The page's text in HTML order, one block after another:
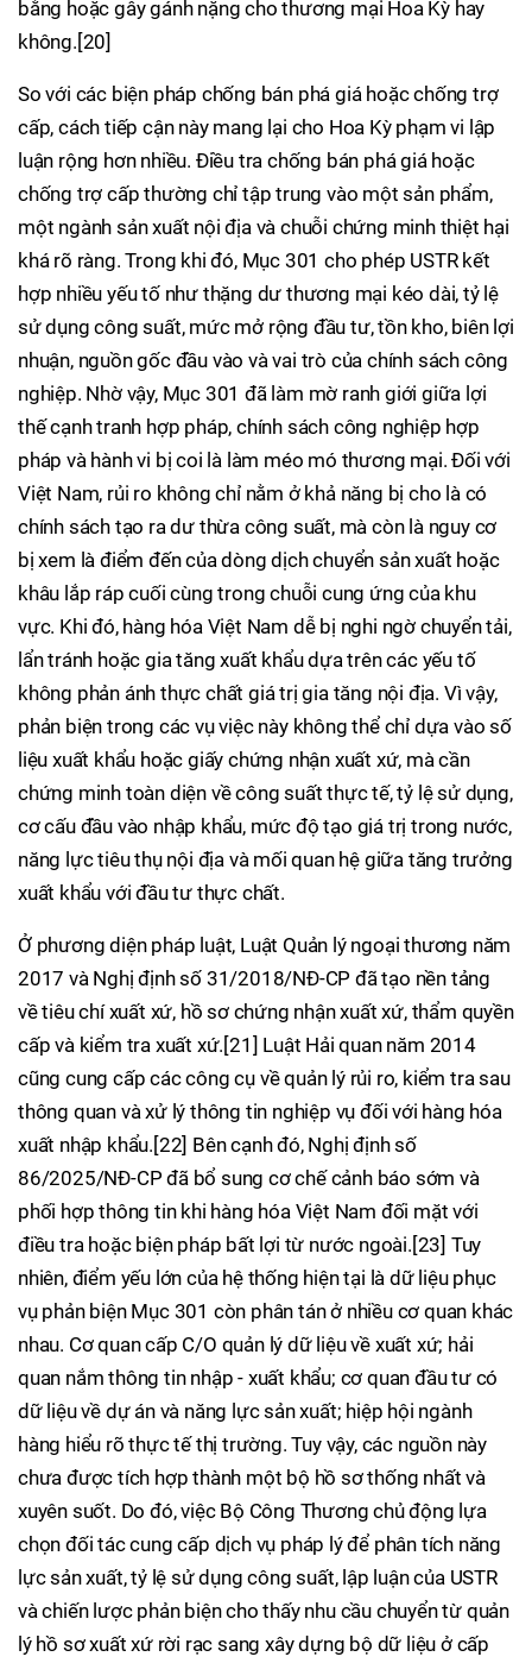
bằng hoặc gây gánh nặng cho thương mại Hoa Kỳ hay
không.[20]
So với các biện pháp chống bán phá giá hoặc chống trợ
cấp, cách tiếp cận này mang lại cho Hoa Kỳ phạm vi lập
luận rộng hơn nhiều. Điều tra chống bán phá giá hoặc
chống trợ cấp thường chỉ tập trung vào một sản phẩm,
một ngành sản xuất nội địa và chuỗi chứng minh thiệt hại
khá rõ ràng. Trong khi đó, Mục 301 cho phép USTR kết
hợp nhiều yếu tố như thặng dư thương mại kéo dài, tỷ lệ
sử dụng công suất, mức mở rộng đầu tư, tồn kho, biên lợi
nhuận, nguồn gốc đầu vào và vai trò của chính sách công
nghiệp. Nhờ vậy, Mục 301 đã làm mờ ranh giới giữa lợi
thế cạnh tranh hợp pháp, chính sách công nghiệp hợp
pháp và hành vi bị coi là làm méo mó thương mại. Đối với
Việt Nam, rủi ro không chỉ nằm ở khả năng bị cho là có
chính sách tạo ra dư thừa công suất, mà còn là nguy cơ
bị xem là điểm đến của dòng dịch chuyển sản xuất hoặc
khâu lắp ráp cuối cùng trong chuỗi cung ứng của khu
vực. Khi đó, hàng hóa Việt Nam dễ bị nghi ngờ chuyển tải,
lẩn tránh hoặc gia tăng xuất khẩu dựa trên các yếu tố
không phản ánh thực chất giá trị gia tăng nội địa. Vì vậy,
phản biện trong các vụ việc này không thể chỉ dựa vào số
liệu xuất khẩu hoặc giấy chứng nhận xuất xứ, mà cần
chứng minh toàn diện về công suất thực tế, tỷ lệ sử dụng,
cơ cấu đầu vào nhập khẩu, mức độ tạo giá trị trong nước,
năng lực tiêu thụ nội địa và mối quan hệ giữa tăng trưởng
xuất khẩu với đầu tư thực chất.
Ở phương diện pháp luật, Luật Quản lý ngoại thương năm
2017 và Nghị định số 31/2018/NĐ-CP đã tạo nền tảng
về tiêu chí xuất xứ, hồ sơ chứng nhận xuất xứ, thẩm quyền
cấp và kiểm tra xuất xứ.[21] Luật Hải quan năm 2014
cũng cung cấp các công cụ về quản lý rủi ro, kiểm tra sau
thông quan và xử lý thông tin nghiệp vụ đối với hàng hóa
xuất nhập khẩu.[22] Bên cạnh đó, Nghị định số
86/2025/NĐ-CP đã bổ sung cơ chế cảnh báo sớm và
phối hợp thông tin khi hàng hóa Việt Nam đối mặt với
điều tra hoặc biện pháp bất lợi từ nước ngoài.[23] Tuy
nhiên, điểm yếu lớn của hệ thống hiện tại là dữ liệu phục
vụ phản biện Mục 301 còn phân tán ở nhiều cơ quan khác
nhau. Cơ quan cấp C/O quản lý dữ liệu về xuất xứ; hải
quan nắm thông tin nhập - xuất khẩu; cơ quan đầu tư có
dữ liệu về dự án và năng lực sản xuất; hiệp hội ngành
hàng hiểu rõ thực tế thị trường. Tuy vậy, các nguồn này
chưa được tích hợp thành một bộ hồ sơ thống nhất và
xuyên suốt. Do đó, việc Bộ Công Thương chủ động lựa
chọn đối tác cung cấp dịch vụ pháp lý để phân tích năng
lực sản xuất, tỷ lệ sử dụng công suất, lập luận của USTR
và chiến lược phản biện cho thấy nhu cầu chuyển từ quản
lý hồ sơ xuất xứ rời rạc sang xây dựng bộ dữ liệu ở cấp